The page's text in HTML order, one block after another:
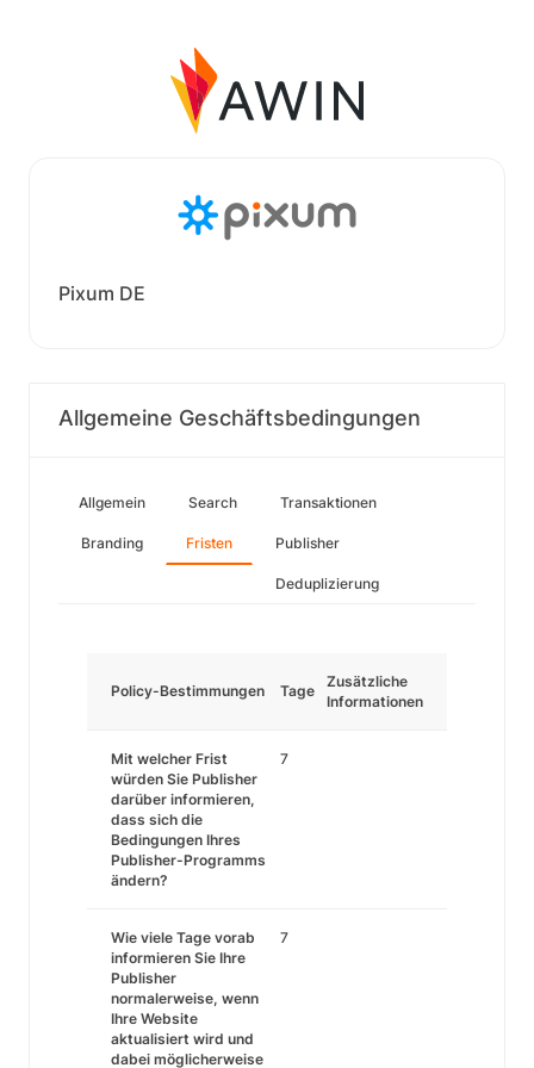
Pixum DE
Allgemeine Geschäftsbedingungen
Allgemein Search Transaktionen
Branding Fristen Publisher
Deduplizierung
Policy-Bestimmungen Tage
Zusätzliche
Informationen
Mit welcher Frist
würden Sie Publisher
darüber informieren,
dass sich die
Bedingungen Ihres
Publisher-Programms
ändern?
7
Wie viele Tage vorab
informieren Sie Ihre
Publisher
normalerweise, wenn
Ihre Website
aktualisiert wird und
dabei möglicherweise
7